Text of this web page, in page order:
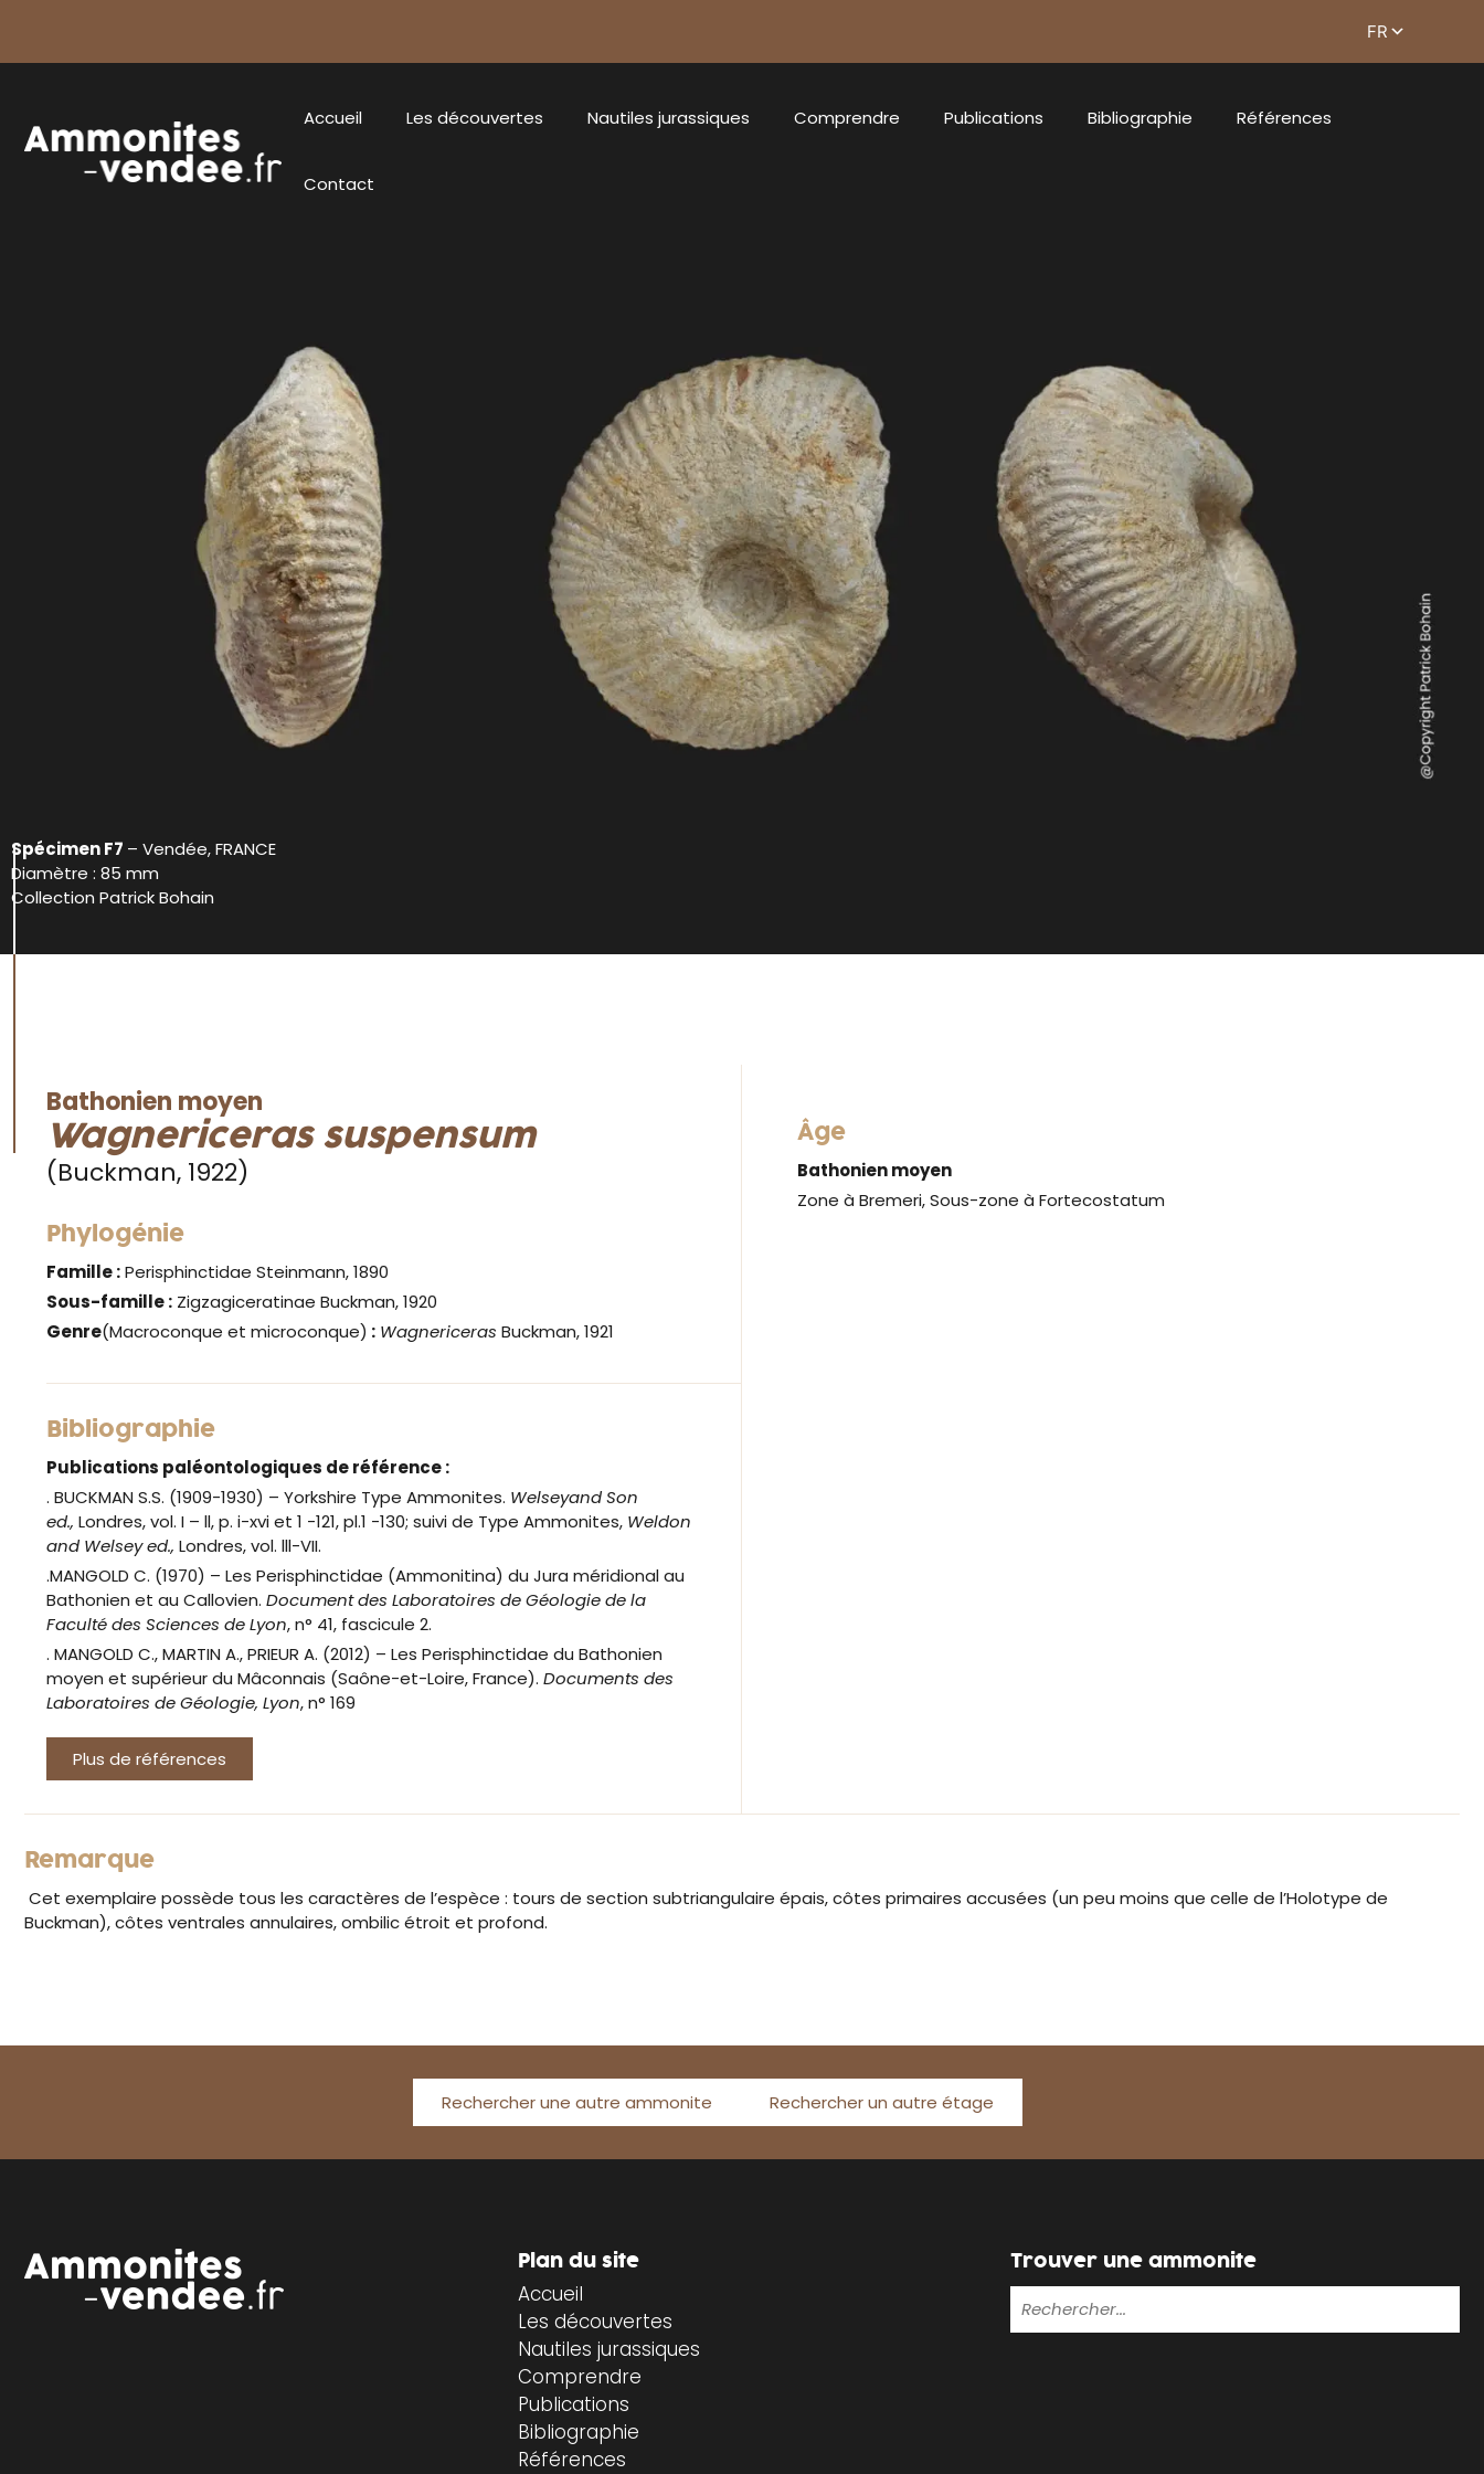
Accueil Les découvertes Nautiles jurassiques Comprendre Publications Bibliographie Références
Contact
Spécimen F7 – Vendée, FRANCE
Diamètre : 85 mm
Collection Patrick Bohain
Bathonien moyen
Wagnericeras suspensum
(Buckman, 1922)
Phylogénie
Famille :Perisphinctidae Steinmann, 1890
Sous-famille : Zigzagiceratinae Buckman, 1920
Genre(Macroconque et microconque) : Wagnericeras Buckman, 1921
Bibliographie
Publications paléontologiques de référence :
. BUCKMAN S.S. (1909-1930) – Yorkshire Type Ammonites. Welseyand Son
ed., Londres, vol. I – ll, p. i-xvi et 1 -121, pl.1 -130; suivi de Type Ammonites, Weldon
and Welsey ed., Londres, vol. lll-VII.
.MANGOLD C. (1970) – Les Perisphinctidae (Ammonitina) du Jura méridional au
Bathonien et au Callovien. Document des Laboratoires de Géologie de la
Faculté des Sciences de Lyon, n° 41, fascicule 2.
. MANGOLD C., MARTIN A., PRIEUR A. (2012) – Les Perisphinctidae du Bathonien
moyen et supérieur du Mâconnais (Saône-et-Loire, France). Documents des
Laboratoires de Géologie, Lyon, n° 169
Plus de références
Âge
Bathonien moyen
Zone à Bremeri, Sous-zone à Fortecostatum
Remarque
Cet exemplaire possède tous les caractères de l’espèce : tours de section subtriangulaire épais, côtes primaires accusées (un peu moins que celle de l’Holotype de
Buckman), côtes ventrales annulaires, ombilic étroit et profond.
Rechercher une autre ammonite Rechercher un autre étage
Plan du site
Accueil
Les découvertes
Nautiles jurassiques
Comprendre
Publications
Bibliographie
Références
Trouver une ammonite